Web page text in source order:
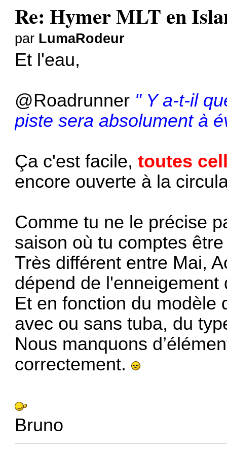
Re: Hymer MLT en
par LumaRodeur
Et l'eau,
@Roadrunner " Y a-t-il
piste sera absolument à
Ça c'est facile,toutes
encore ouverte à la
Comme tu ne le précise
saison où tu comptes
Très différent entre Mai,
dépend de
Et en fonction du modèle
avec ou sans tuba, du
Nous manquons
correctement.
Bruno